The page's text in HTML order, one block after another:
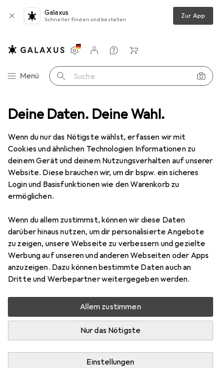
Deine Daten. Deine Wahl.
Wenn du nur das Nötigste wählst, erfassen wir mit
Cookies und ähnlichen Technologien Informationen zu
deinem Gerät und deinem Nutzungsverhalten auf unserer
Website. Diese brauchen wir, um dir bspw. ein sicheres
Login und Basisfunktionen wie den Warenkorb zu
ermöglichen.
Wenn du allem zustimmst, können wir diese Daten
darüber hinaus nutzen, um dir personalisierte Angebote
zu zeigen, unsere Webseite zu verbessern und gezielte
Werbung auf unseren und anderen Webseiten oder Apps
anzuzeigen. Dazu können bestimmte Daten auch an
Dritte und Werbepartner weitergegeben werden.
Allem zustimmen
Nur das Nötigste
Einstellungen
Galaxus
Schneller finden und bestellen Zur App
Navigation nach Kategorien
Menü Suche
Einstellungen
Kundenkonto
Vergleichslisten
Merklisten
Warenkorb
Kinder Kinderwerkbank Vilac Super Batibloc Konstruktions
9 Bilder
VilacSuper Batibloc Konstruktions
EUR
47,41
Schneller lieferbar
Angebot für
Bewertungen Marke
Zwischen Di, 25.8. und Sa, 29.8. geliefert
Mehr als 10 Stück an Lager beim Lieferanten
Benachrichtigen, wenn schneller verfügbar